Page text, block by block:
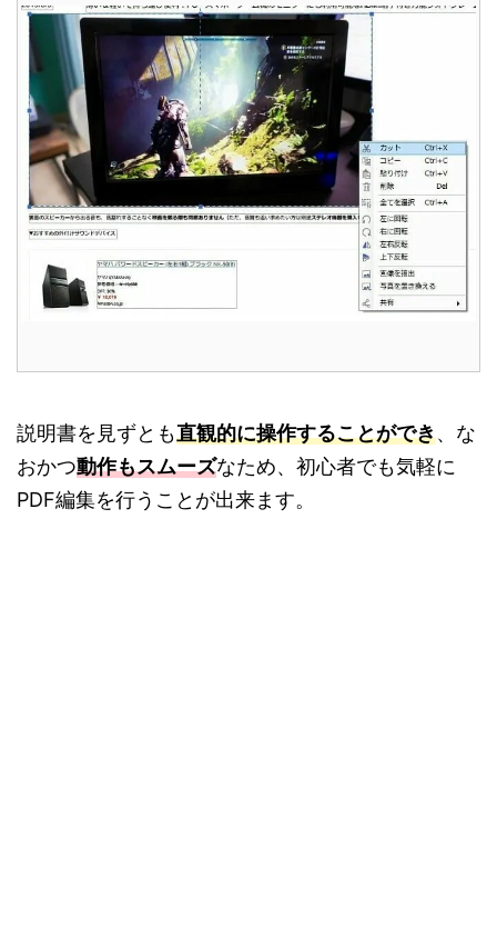
説明書を見ずとも直観的に操作することができ、な
おかつ動作もスムーズなため、初心者でも気軽に
PDF編集を行うことが出来ます。